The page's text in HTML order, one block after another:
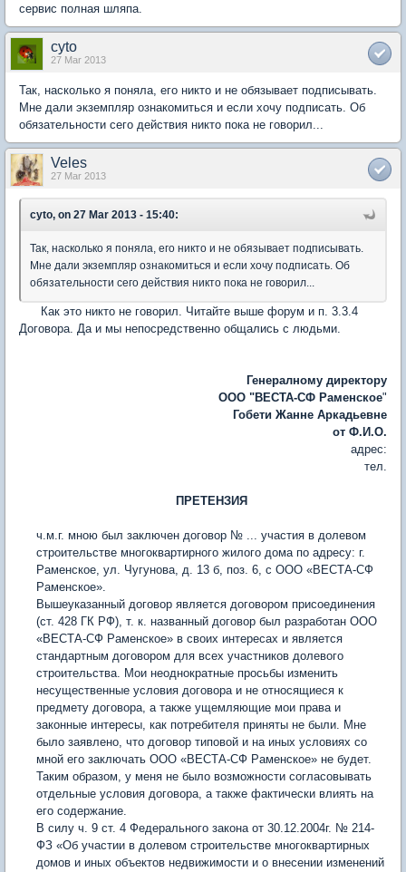
сервис полная шляпа.
cyto
27 Mar 2013
Так, насколько я поняла, его никто и не обязывает подписывать.
Мне дали экземпляр ознакомиться и если хочу подписать. Об
обязательности сего действия никто пока не говорил...
Veles
27 Mar 2013
cyto, on 27 Mar 2013 - 15:40:
Так, насколько я поняла, его никто и не обязывает подписывать.
Мне дали экземпляр ознакомиться и если хочу подписать. Об
обязательности сего действия никто пока не говорил...
Как это никто не говорил. Читайте выше форум и п. 3.3.4
Договора. Да и мы непосредственно общались с людьми.
Генералному директору
ООО "ВЕСТА-СФ Раменское"
Гобети Жанне Аркадьевне
от Ф.И.О.
адрес:
тел.
ПРЕТЕНЗИЯ
ч.м.г. мною был заключен договор № ... участия в долевом
строительстве многоквартирного жилого дома по адресу: г.
Раменское, ул. Чугунова, д. 13 б, поз. 6, с ООО «ВЕСТА-СФ
Раменское».
Вышеуказанный договор является договором присоединения
(ст. 428 ГК РФ), т. к. названный договор был разработан ООО
«ВЕСТА-СФ Раменское» в своих интересах и является
стандартным договором для всех участников долевого
строительства. Мои неоднократные просьбы изменить
несущественные условия договора и не относящиеся к
предмету договора, а также ущемляющие мои права и
законные интересы, как потребителя приняты не были. Мне
было заявлено, что договор типовой и на иных условиях со
мной его заключать ООО «ВЕСТА-СФ Раменское» не будет.
Таким образом, у меня не было возможности согласовывать
отдельные условия договора, а также фактически влиять на
его содержание.
В силу ч. 9 ст. 4 Федерального закона от 30.12.2004г. № 214-
ФЗ «Об участии в долевом строительстве многоквартирных
домов и иных объектов недвижимости и о внесении изменений